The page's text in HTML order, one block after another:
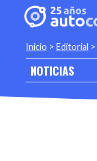
Inicio > Editorial >
NOTICIAS